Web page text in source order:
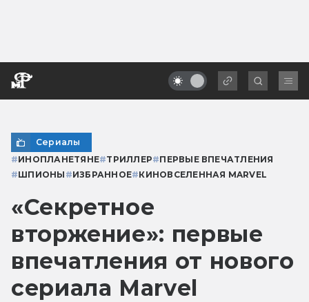
Сериалы
#ИНОПЛАНЕТЯНЕ#ТРИЛЛЕР#ПЕРВЫЕ ВПЕЧАТЛЕНИЯ
#ШПИОНЫ #ИЗБРАННОЕ#КИНОВСЕЛЕННАЯ MARVEL
«Секретное
вторжение»: первые
впечатления от нового
сериала Marvel